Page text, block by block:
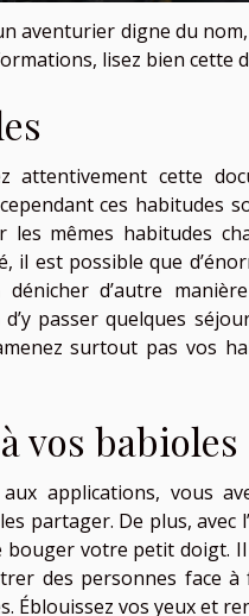
aventurier digne du
lisez bien cette
attentivement cette
ces habitudes
mêmes habitudes
est possible que
d’autre
passer quelques
surtout pas vos
vos babioles
applications, vous
partager. De plus, avec
votre petit doigt.
des personnes face à
vos yeux et